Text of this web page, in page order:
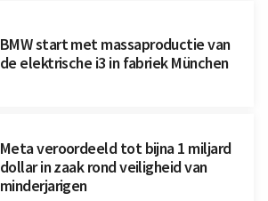
BMW start met massaproductie van
de elektrische i3 in fabriek München
Meta veroordeeld tot bijna 1 miljard
dollar in zaak rond veiligheid van
minderjarigen